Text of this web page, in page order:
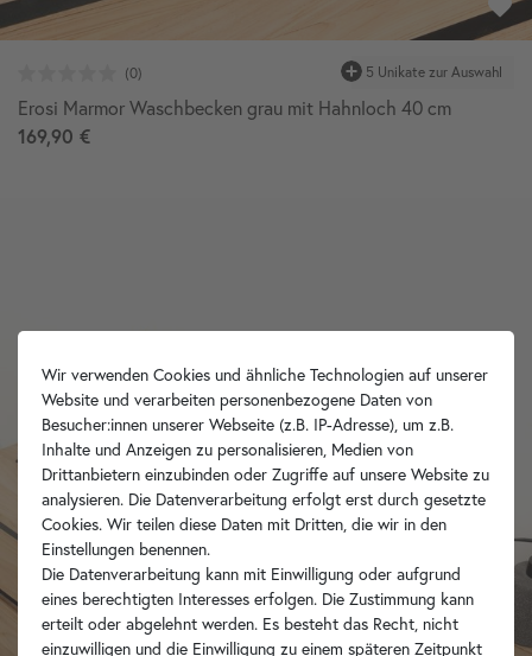
5 Unikate zur Auswahl
Erosi Marmor Waschbecken grau mit Hahnloch 40 cm
169,90 €
Wir verwenden Cookies und ähnliche Technologien auf unserer
Website und verarbeiten personenbezogene Daten von
Besucher:innen unserer Webseite (z.B. IP-Adresse), um z.B.
Inhalte und Anzeigen zu personalisieren, Medien von
Drittanbietern einzubinden oder Zugriffe auf unsere Website zu
analysieren. Die Datenverarbeitung erfolgt erst durch gesetzte
Cookies. Wir teilen diese Daten mit Dritten, die wir in den
Einstellungen benennen.
Die Datenverarbeitung kann mit Einwilligung oder aufgrund
eines berechtigten Interesses erfolgen. Die Zustimmung kann
erteilt oder abgelehnt werden. Es besteht das Recht, nicht
einzuwilligen und die Einwilligung zu einem späteren Zeitpunkt